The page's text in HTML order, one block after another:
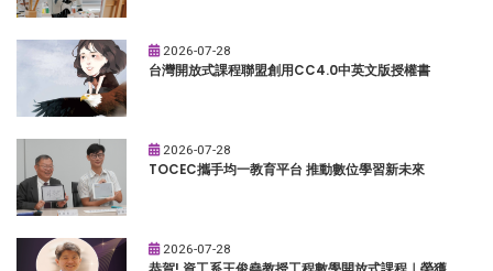
2026-07-28
台灣開放式課程聯盟創用CC4.0中英文版授權書
2026-07-28
TOCEC攜手均一教育平台 推動數位學習新未來
2026-07-28